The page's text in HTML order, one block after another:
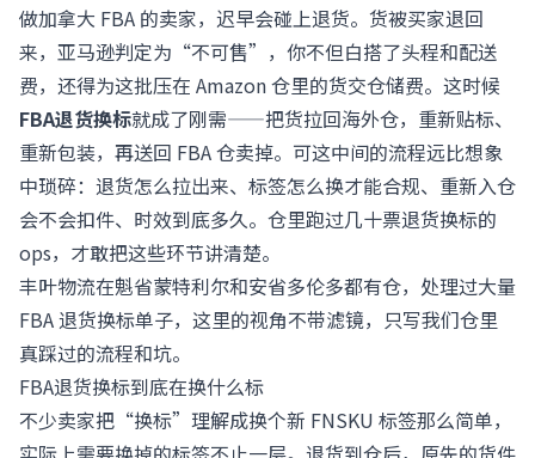
做加拿大 FBA 的卖家，迟早会碰上退货。货被买家退回
来，亚马逊判定为“不可售”，你不但白搭了头程和配送
费，还得为这批压在 Amazon 仓里的货交仓储费。这时候
FBA退货换标就成了刚需——把货拉回海外仓，重新贴标、
重新包装，再送回 FBA 仓卖掉。可这中间的流程远比想象
中琐碎：退货怎么拉出来、标签怎么换才能合规、重新入仓
会不会扣件、时效到底多久。仓里跑过几十票退货换标的
ops，才敢把这些环节讲清楚。
丰叶物流在魁省蒙特利尔和安省多伦多都有仓，处理过大量
FBA 退货换标单子，这里的视角不带滤镜，只写我们仓里
真踩过的流程和坑。
FBA退货换标到底在换什么标
不少卖家把“换标”理解成换个新 FNSKU 标签那么简单，